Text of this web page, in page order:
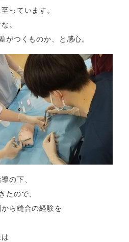
っています。
。
がつくものか、と感心。
の下、
たので、
ら縫合の経験を